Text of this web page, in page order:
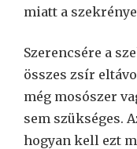
miatt a
Szerencsére a
összes zsír
még mosószer
sem szükséges.
hogyan kell ezt